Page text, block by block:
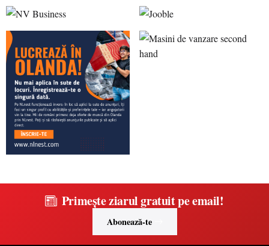
Primește ziarul gratuit pe email!
Abonează-te